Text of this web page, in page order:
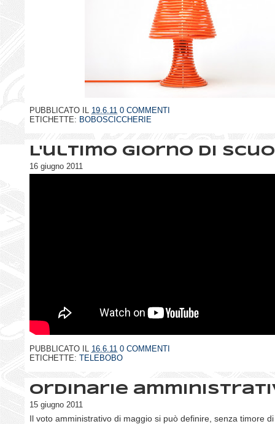
PUBBLICATO IL 19.6.11 0 COMMENTI
ETICHETTE: BOBOSCICCHERIE
L'ultimo giorno di
16 giugno 2011
PUBBLICATO IL 16.6.11 0 COMMENTI
ETICHETTE: TELEBOBO
Ordinarie
15 giugno 2011
Il voto amministrativo di maggio si può definire, senza timore